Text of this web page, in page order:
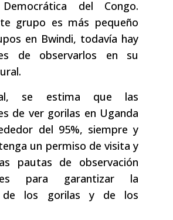
Democrática del Congo.
grupo es más pequeño
en Bwindi, todavía hay
de observarlos en su
se estima que las
de ver gorilas en Uganda
del 95%, siempre y
un permiso de visita y
pautas de observación
para garantizar la
de los gorilas y de los